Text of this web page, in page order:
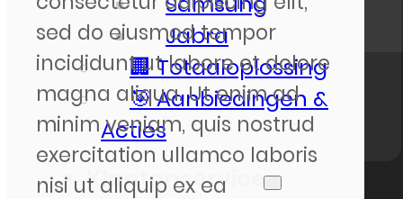
Jabra
🏢 Totaaloplossing
🎯 Aanbiedingen &
Acties
Klantenservice
sed do eiusmod tempor
incididunt ut labore et dolore
magna aliqua. Ut enim ad
minim veniam, quis nostrud
exercitation ullamco laboris
nisi ut aliquip ex ea